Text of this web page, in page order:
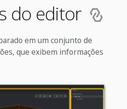
do editor
em um conjunto de
que exibem informações